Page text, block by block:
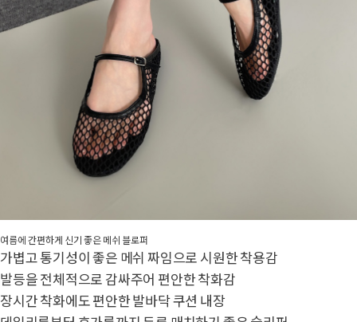
여름에 간편하게 신기 좋은 메쉬 블로퍼
가볍고 통기성이 좋은 메쉬 짜임으로 시원한 착용감
발등을 전체적으로 감싸주어 편안한 착화감
장시간 착화에도 편안한 발바닥 쿠션 내장